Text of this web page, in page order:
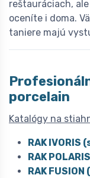
reštauráciach,
oceníte i doma.
taniere majú
porcelain
Katalógy na
RAK
RAK
RAK